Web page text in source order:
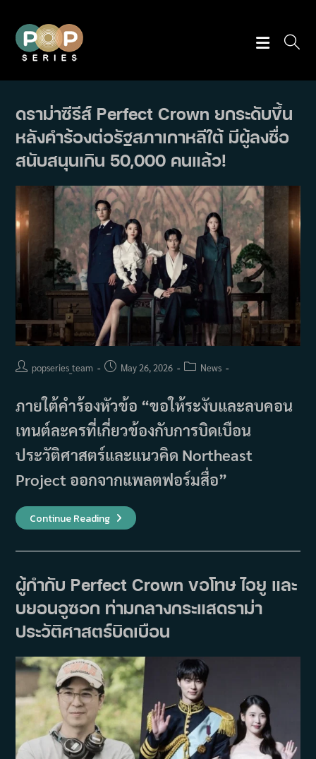
content
ดราม่าซีรีส์ Perfect Crown ยกระดับขึ้น
หลังคำร้องต่อรัฐสภาเกาหลีใต้ มีผู้ลงชื่อ
สนับสนุนเกิน 50,000 คนแล้ว!
Postpopseries_team
PostMay 26, 2026
PostNews
ภายใต้คำร้องหัวข้อ “ขอให้ระงับและลบคอน
เทนต์ละครที่เกี่ยวข้องกับการบิดเบือน
ประวัติศาสตร์และแนวคิด Northeast
Project ออกจากแพลตฟอร์มสื่อ”
Continue Readingดราม่า
ซี
ระดับ
ขึ้น
หลัง
คำร้อง
ต่อ
รัฐสภา
เกาหลีใต้
ผู้
ลงชื่อ
สนับสนุน
เกิน
50,000
คน
แล้ว!
ผู้กำกับ Perfect Crown ขอโทษ ไอยู และ
บยอนอูซอก ท่ามกลางกระแสดราม่า
ประวัติศาสตร์บิดเบือน